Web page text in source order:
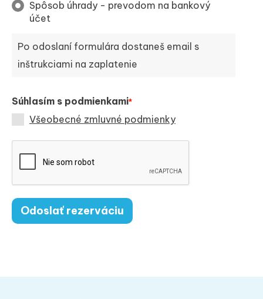
Spôsob úhrady - prevodom na bankový
účet
Po odoslaní formulára dostaneš email s
inštrukciami na zaplatenie
Súhlasím s podmienkami*
Všeobecné zmluvné podmienky
Odoslať rezerváciu